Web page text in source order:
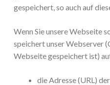
gespeichert, so auch auf
Wenn Sie unsere Webseite
speichert unser Webserver
Webseite gespeichert ist)
die Adresse (URL)